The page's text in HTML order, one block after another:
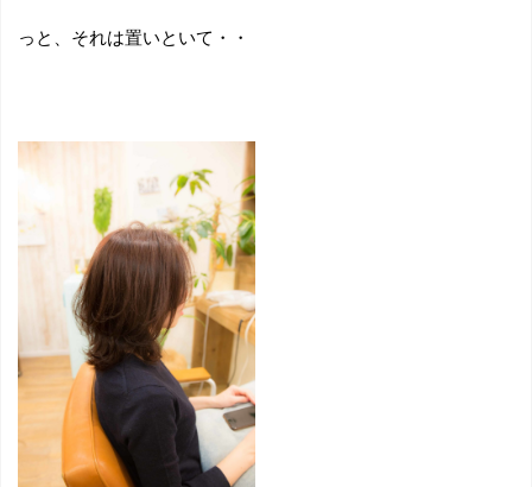
っと、それは置いといて・・